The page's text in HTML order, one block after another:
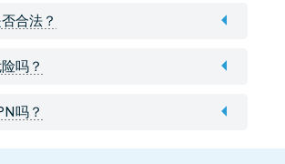
合法？
吗？
吗？